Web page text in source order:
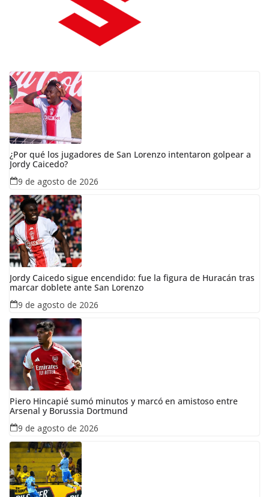
¿Por qué los jugadores de San Lorenzo intentaron golpear a
Jordy Caicedo?
9 de agosto de 2026
Jordy Caicedo sigue encendido: fue la figura de Huracán tras
marcar doblete ante San Lorenzo
9 de agosto de 2026
Piero Hincapié sumó minutos y marcó en amistoso entre
Arsenal y Borussia Dortmund
9 de agosto de 2026